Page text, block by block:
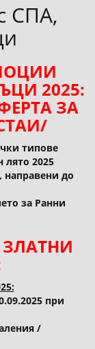
СПА,
2025:
ЗА
типове
лято 2025
направени до
за Ранни
при
/